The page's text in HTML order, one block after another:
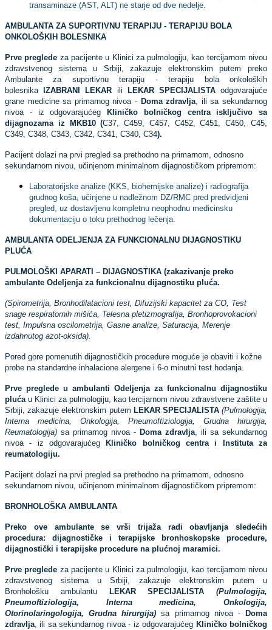
transaminaze (AST, ALT) ne starje od dve nedelje.
AMBULANTA ZA SUPORTIVNU TERAPIJU - TERAPIJU BOLA
ONKOLOŠKIH BOLESNIKA
Prve preglede za pacijente u Klinici za pulmologiju, kao tercijarnom nivou
zdravstvenog sistema u Srbiji, zakazuje elektronskim putem preko
Ambulante za suportivnu terapiju - terapiju bola onkoloških
bolesnika
IZABRANI LEKAR ili LEKAR SPECIJALISTAodgovarajuće
grane medicine sa primarnog nivoa - Doma zdravlja, ili sa sekundarnog
nivoa - iz odgovarajućeg
Kliničko bolničkog centra isključivo sa
dijagnozama iz MKB10 (C37, C459, C457, C452, C451, C450, C45,
C349, C348, C343, C342, C341, C340, C34).
Pacijent dolazi na prvi pregled sa prethodno na primarnom, odnosno
sekundarnom nivou, učinjenom minimalnom dijagnostičkom pripremom:
Laboratorijske analize (KKS, biohemijske analize) i radiografija
grudnog koša, učinjene u nadležnom DZ/RMC pred predvidjeni
pregled, uz dostavljenu kompletnu neophodnu medicinsku
dokumentaciju o toku prethodnog lečenja.
AMBULANTA ODELJENJA ZA FUNKCIONALNU DIJAGNOSTIKU
PLUĆA
PULMOLOŠKI APARATI – DIJAGNOSTIKA (zakazivanje preko
ambulante Odeljenja za funkcionalnu dijagnostiku pluća.
(Spirometrija, Bronhodilatacioni test, Difuzijski kapacitet za CO, Test
snage respiratornih mišića, Telesna pletizmografija, Bronhoprovokacioni
test, Impulsna oscilometrija, Gasne analize, Saturacija, Merenje
izdahnutog azot-oksida).
Pored gore pomenutih dijagnostičkih procedure moguće je obaviti i kožne
probe na standardne inhalacione alergene i 6-o minutni test hodanja.
Prve preglede u ambulanti Odeljenja za funkcionalnu dijagnostiku
pluća u Klinici za pulmologiju, kao tercijarnom nivou zdravstvene zaštite u
Srbiji, zakazuje elektronskim putem LEKAR SPECIJALISTA (Pulmologija,
Interna medicina, Onkologija, Pneumoftiziologija, Grudna hirurgija,
Reumatologija) sa primarnog nivoa - Doma zdravlja, ili sa sekundarnog
nivoa - iz odgovarajućeg
Kliničko bolničkog centra i Instituta za
reumatologiju.
Pacijent dolazi na prvi pregled sa prethodno na primarnom, odnosno
sekundarnom nivou, učinjenom minimalnom dijagnostičkom pripremom:
BRONHOLOŠKA AMBULANTA
Preko ove ambulante se vrši trijaža radi obavljanja sledećih
procedura: dijagnostičke i terapijske bronhoskopske procedure,
dijagnostički i terapijske procedure na plućnoj maramici.
Prve preglede za pacijente u Klinici za pulmologiju, kao tercijarnom nivou
zdravstvenog sistema u Srbiji, zakazuje elektronskim putem u
Bronhološku ambulantu
LEKAR SPECIJALISTA (Pulmologija,
Pneumoftiziologija, Interna medicina, Onkologija,
Otorinolaringologija, Grudna hirurgija) sa primarnog nivoa -
Doma
zdravlja, ili sa sekundarnog nivoa - iz odgovarajućeg Kliničko bolničkog